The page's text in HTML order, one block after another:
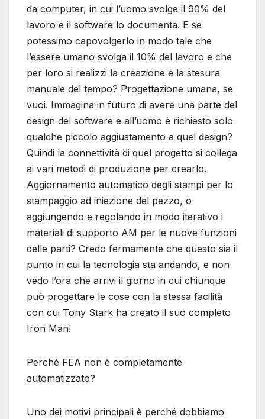
da computer, in cui l’uomo svolge il 90% del
lavoro e il software lo documenta. E se
potessimo capovolgerlo in modo tale che
l’essere umano svolga il 10% del lavoro e che
per loro si realizzi la creazione e la stesura
manuale del tempo? Progettazione umana, se
vuoi. Immagina in futuro di avere una parte del
design del software e all’uomo è richiesto solo
qualche piccolo aggiustamento a quel design?
Quindi la connettività di quel progetto si collega
ai vari metodi di produzione per crearlo.
Aggiornamento automatico degli stampi per lo
stampaggio ad iniezione del pezzo, o
aggiungendo e regolando in modo iterativo i
materiali di supporto AM per le nuove funzioni
delle parti? Credo fermamente che questo sia il
punto in cui la tecnologia sta andando, e non
vedo l’ora che arrivi il giorno in cui chiunque
può progettare le cose con la stessa facilità
con cui Tony Stark ha creato il suo completo
Iron Man!
Perché FEA non è completamente
automatizzato?
Uno dei motivi principali è perché dobbiamo